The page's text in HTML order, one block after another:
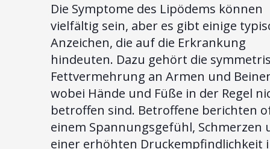
Die Symptome des Lipödems können
vielfältig sein, aber es gibt einige
Anzeichen, die auf die Erkrankung
hindeuten. Dazu gehört die
Fettvermehrung an Armen und
wobei Hände und Füße in der Regel
betroffen sind. Betroffene berichten
einem Spannungsgefühl, Schmerzen
einer erhöhten Druckempfindlichkeit